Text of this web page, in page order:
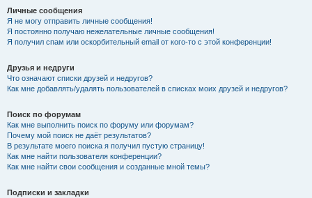
Личные сообщения
Я не могу отправить личные сообщения!
Я постоянно получаю нежелательные личные сообщения!
Я получил спам или оскорбительный email от кого-то с этой конференции!
Друзья и недруги
Что означают списки друзей и недругов?
Как мне добавлять/удалять пользователей в списках моих друзей и недругов?
Поиск по форумам
Как мне выполнить поиск по форуму или форумам?
Почему мой поиск не даёт результатов?
В результате моего поиска я получил пустую страницу!
Как мне найти пользователя конференции?
Как мне найти свои сообщения и созданные мной темы?
Подписки и закладки